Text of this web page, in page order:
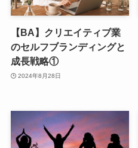
【BA】クリエイティブ業
のセルフブランディングと
成長戦略①
2024年8月28日